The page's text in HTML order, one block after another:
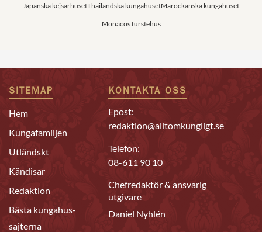
Japanska kejsarhusetThailändska kungahusetMarockanska kungahuset
Monacos furstehus
SITEMAP
Hem
Kungafamiljen
Utländskt
Kändisar
Redaktion
Bästa kungahus-
sajterna
KONTAKTA OSS
Epost:
redaktion@alltomkungligt.se
Telefon:
08-611 90 10
Chefredaktör & ansvarig
utgivare
Daniel Nyhlén